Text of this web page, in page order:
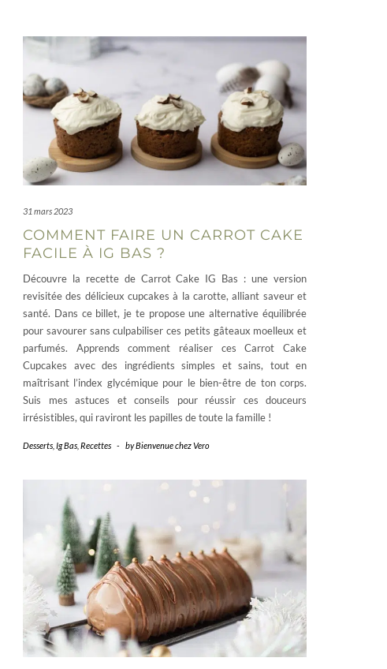
31 mars 2023
COMMENT FAIRE UN CARROT CAKE
FACILE À IG BAS ?
Découvre la recette de Carrot Cake IG Bas : une version
revisitée des délicieux cupcakes à la carotte, alliant saveur et
santé. Dans ce billet, je te propose une alternative équilibrée
pour savourer sans culpabiliser ces petits gâteaux moelleux et
parfumés. Apprends comment réaliser ces Carrot Cake
Cupcakes avec des ingrédients simples et sains, tout en
maîtrisant l’index glycémique pour le bien-être de ton corps.
Suis mes astuces et conseils pour réussir ces douceurs
irrésistibles, qui raviront les papilles de toute la famille !
Desserts Ig Bas Recettes - byBienvenue chez Vero